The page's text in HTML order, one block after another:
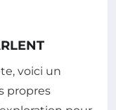
voici un
propres